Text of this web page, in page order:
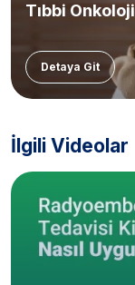
Tıbbi Onkoloji
Detaya Git
İlgili Videolar